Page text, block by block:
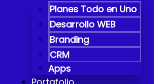
Planes Todo en Uno
Desarrollo WEB
Branding
CRM
Apps